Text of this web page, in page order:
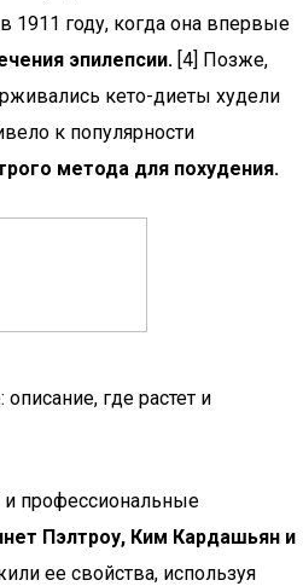
1911 году, когда она впервые
эпилепсии. [4] Позже,
кето-диеты худели
к популярности
метода для похудения.
где растет и
и профессиональные
Пэлтроу, Ким Кардашьян и
ее свойства, используя